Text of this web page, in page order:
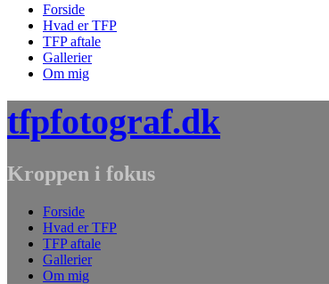
Forside
Hvad er TFP
TFP aftale
Gallerier
Om mig
tfpfotograf.dk
Kroppen i fokus
Forside
Hvad er TFP
TFP aftale
Gallerier
Om mig